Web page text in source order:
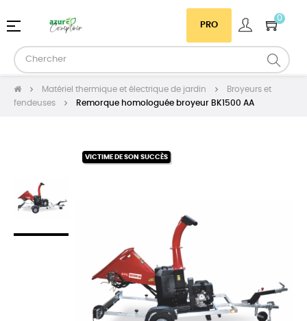
PRO
0
Basculer
navigation
☰
Matériel thermique et électrique de jardin
Broyeurs et
fendeuses
Remorque homologuée broyeur BK1500 AA
VICTIME DE SON SUCCÈS